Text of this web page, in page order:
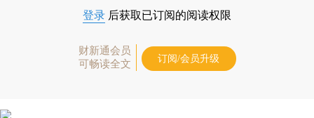
登录 后获取已订阅的阅读权限
财新通会员
可畅读全文
订阅/会员升级